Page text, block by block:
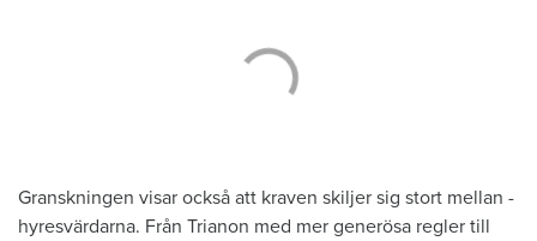
Granskningen visar också att kraven ­skiljer sig stort mellan ­
hyresvärdarna. Från Trianon med mer generösa ­regler till